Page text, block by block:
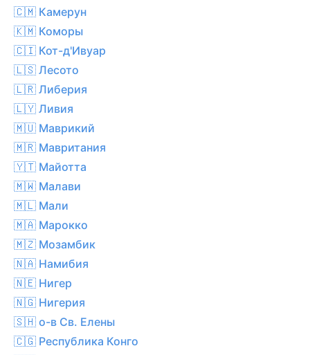
🇨🇲 Камерун
🇰🇲 Коморы
🇨🇮 Кот-д'Ивуар
🇱🇸 Лесото
🇱🇷 Либерия
🇱🇾 Ливия
🇲🇺 Маврикий
🇲🇷 Мавритания
🇾🇹 Майотта
🇲🇼 Малави
🇲🇱 Мали
🇲🇦 Марокко
🇲🇿 Мозамбик
🇳🇦 Намибия
🇳🇪 Нигер
🇳🇬 Нигерия
🇸🇭 о-в Св. Елены
🇨🇬 Республика Конго